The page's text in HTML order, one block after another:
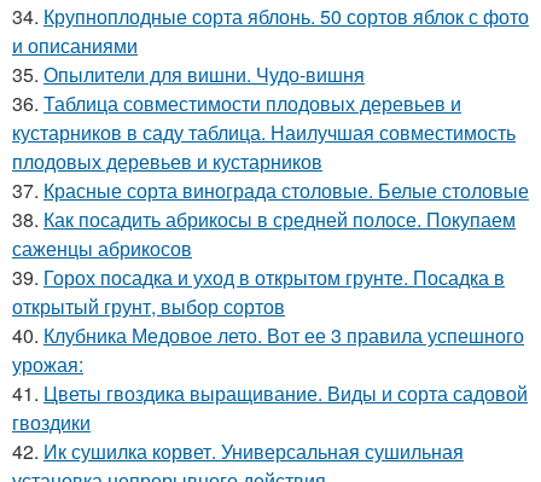
34. Крупноплодные сорта яблонь. 50 сортов яблок с фото
и описаниями
35. Опылители для вишни. Чудо-вишня
36. Таблица совместимости плодовых деревьев и
кустарников в саду таблица. Наилучшая совместимость
плодовых деревьев и кустарников
37. Красные сорта винограда столовые. Белые столовые
38. Как посадить абрикосы в средней полосе. Покупаем
саженцы абрикосов
39. Горох посадка и уход в открытом грунте. Посадка в
открытый грунт, выбор сортов
40. Клубника Медовое лето. Вот ее 3 правила успешного
урожая:
41. Цветы гвоздика выращивание. Виды и сорта садовой
гвоздики
42. Ик сушилка корвет. Универсальная сушильная